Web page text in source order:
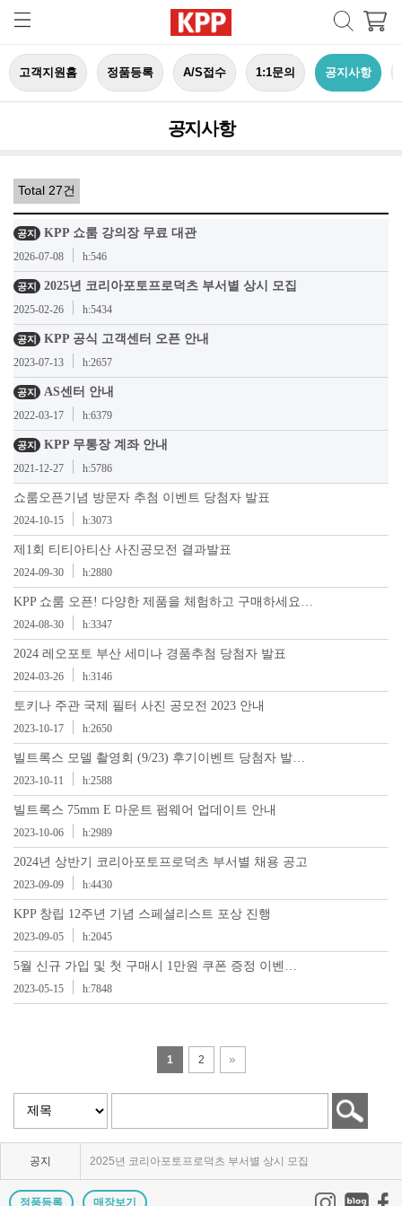
고객지원홈 정품등록 A/S접수 1:1문의 공지사항
공지사항
Total 27건
공지 KPP 쇼룸 강의장 무료 대관
2026-07-08 h:546
공지 2025년 코리아포토프로덕츠 부서별 상시 모집
2025-02-26 h:5434
공지 KPP 공식 고객센터 오픈 안내
2023-07-13 h:2657
공지 AS센터 안내
2022-03-17 h:6379
공지 KPP 무통장 계좌 안내
2021-12-27 h:5786
쇼룸오픈기념 방문자 추첨 이벤트 당첨자 발표
2024-10-15 h:3073
제1회 티티아티산 사진공모전 결과발표
2024-09-30 h:2880
KPP 쇼룸 오픈! 다양한 제품을 체험하고 구매하세요…
2024-08-30 h:3347
2024 레오포토 부산 세미나 경품추첨 당첨자 발표
2024-03-26 h:3146
토키나 주관 국제 필터 사진 공모전 2023 안내
2023-10-17 h:2650
빌트록스 모델 촬영회 (9/23) 후기이벤트 당첨자 발…
2023-10-11 h:2588
빌트록스 75mm E 마운트 펌웨어 업데이트 안내
2023-10-06 h:2989
2024년 상반기 코리아포토프로덕츠 부서별 채용 공고
2023-09-09 h:4430
KPP 창립 12주년 기념 스페셜리스트 포상 진행
2023-09-05 h:2045
5월 신규 가입 및 첫 구매시 1만원 쿠폰 증정 이벤…
2023-05-15 h:7848
1 2
공지
KPP 쇼룸 강의장 무료 대관
2025년 코리아포토프로덕츠 부서별 상시 모집
쇼룸오픈기념 방문자 추첨 이벤트 당첨자 발표
정품등록 매장보기